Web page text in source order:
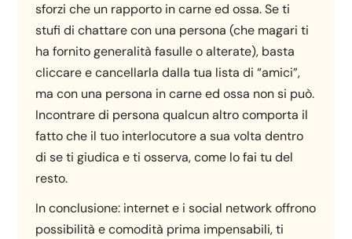
sforzi che un rapporto in carne ed ossa. Se ti
stufi di chattare con una persona (che magari ti
ha fornito generalità fasulle o alterate), basta
cliccare e cancellarla dalla tua lista di “amici”,
ma con una persona in carne ed ossa non si può.
Incontrare di persona qualcun altro comporta il
fatto che il tuo interlocutore a sua volta dentro
di se ti giudica e ti osserva, come lo fai tu del
resto.
In conclusione: internet e i social network offrono
possibilità e comodità prima impensabili, ti